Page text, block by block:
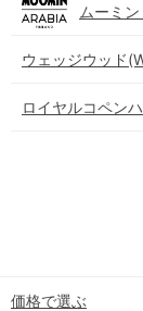
ムーミ
ウェッジウッド
ロイヤルコペン
価格で選ぶ